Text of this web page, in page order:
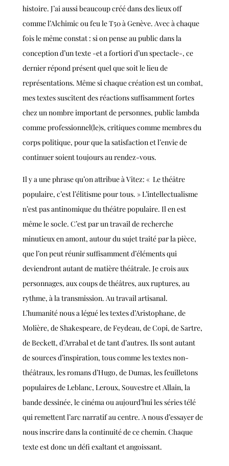
histoire. J’ai aussi beaucoup créé dans des lieux off
comme l’Alchimic ou feu le T50 à Genève. Avec à chaque
fois le même constat : si on pense au public dans la
conception d’un texte -et a fortiori d’un spectacle-, ce
dernier répond présent quel que soit le lieu de
représentations. Même si chaque création est un combat,
mes textes suscitent des réactions suffisamment fortes
chez un nombre important de personnes, public lambda
comme professionnel(le)s, critiques comme membres du
corps politique, pour que la satisfaction et l’envie de
continuer soient toujours au rendez-vous.
Il y a une phrase qu’on attribue à Vitez: « Le théâtre
populaire, c’est l’élitisme pour tous. » L’intellectualisme
n’est pas antinomique du théâtre populaire. Il en est
même le socle. C’est par un travail de recherche
minutieux en amont, autour du sujet traité par la pièce,
que l’on peut réunir suffisamment d’éléments qui
deviendront autant de matière théâtrale. Je crois aux
personnages, aux coups de théâtres, aux ruptures, au
rythme, à la transmission. Au travail artisanal.
L’humanité nous a légué les textes d’Aristophane, de
Molière, de Shakespeare, de Feydeau, de Copi, de Sartre,
de Beckett, d’Arrabal et de tant d’autres. Ils sont autant
de sources d’inspiration, tous comme les textes non-
théâtraux, les romans d’Hugo, de Dumas, les feuilletons
populaires de Leblanc, Leroux, Souvestre et Allain, la
bande dessinée, le cinéma ou aujourd’hui les séries télé
qui remettent l’arc narratif au centre. A nous d’essayer de
nous inscrire dans la continuité de ce chemin. Chaque
texte est donc un défi exaltant et angoissant.